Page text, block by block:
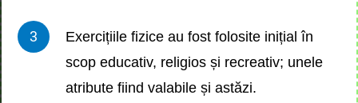
Exercițiile fizice au fost folosite inițial în
scop educativ, religios și recreativ; unele
atribute fiind valabile și astăzi.